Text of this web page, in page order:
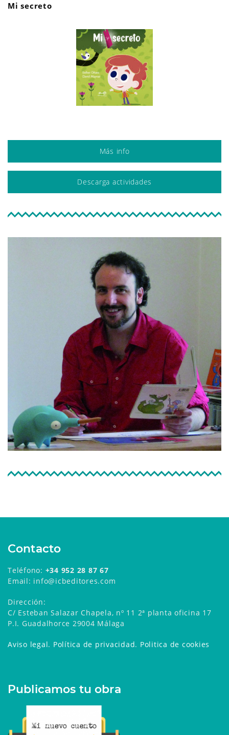
Mi secreto
Más info
Descarga actividades
Contacto
Teléfono: +34 952 28 87 67
Email: info@icbeditores.com
Dirección:
C/ Esteban Salazar Chapela, nº 11 2ª planta oficina 17
P.I. Guadalhorce 29004 Málaga
Aviso legal. Política de privacidad. Politica de cookies
Publicamos tu obra